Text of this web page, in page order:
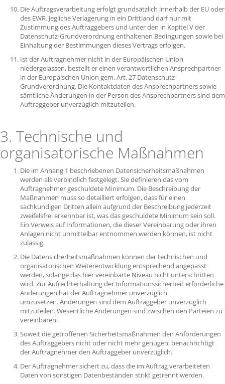
Die Auftragsverarbeitung erfolgt grundsätzlich innerhalb der EU oder
des EWR. Jegliche Verlagerung in ein Drittland darf nur mit
Zustimmung des Auftraggebers und unter den in Kapitel V der
Datenschutz-Grundverordnung enthaltenen Bedingungen sowie bei
Einhaltung der Bestimmungen dieses Vertrags erfolgen.
Ist der Auftragnehmer nicht in der Europäischen Union
niedergelassen, bestellt er einen verantwortlichen Ansprechpartner
in der Europäischen Union gem. Art. 27 Datenschutz-
Grundverordnung. Die Kontaktdaten des Ansprechpartners sowie
sämtliche Änderungen in der Person des Ansprechpartners sind dem
Auftraggeber unverzüglich mitzuteilen.
3. Technische und
organisatorische Maßnahmen
Die im Anhang 1 beschriebenen Datensicherheitsmaßnahmen
werden als verbindlich festgelegt. Sie definieren das vom
Auftragnehmer geschuldete Minimum. Die Beschreibung der
Maßnahmen muss so detailliert erfolgen, dass für einen
sachkundigen Dritten allein aufgrund der Beschreibung jederzeit
zweifelsfrei erkennbar ist, was das geschuldete Minimum sein soll.
Ein Verweis auf Informationen, die dieser Vereinbarung oder ihren
Anlagen nicht unmittelbar entnommen werden können, ist nicht
zulässig.
Die Datensicherheitsmaßnahmen können der technischen und
organisatorischen Weiterentwicklung entsprechend angepasst
werden, solange das hier vereinbarte Niveau nicht unterschritten
wird. Zur Aufrechterhaltung der Informationssicherheit erforderliche
Änderungen hat der Auftragnehmer unverzüglich
umzusetzen. Änderungen sind dem Auftraggeber unverzüglich
mitzuteilen. Wesentliche Änderungen sind zwischen den Parteien zu
vereinbaren.
Soweit die getroffenen Sicherheitsmaßnahmen den Anforderungen
des Auftraggebers nicht oder nicht mehr genügen, benachrichtigt
der Auftragnehmer den Auftraggeber unverzüglich.
Der Auftragnehmer sichert zu, dass die im Auftrag verarbeiteten
Daten von sonstigen Datenbeständen strikt getrennt werden.